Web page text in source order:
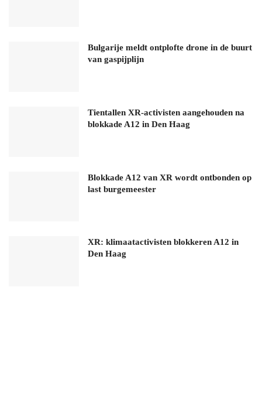
Bulgarije meldt ontplofte drone in de buurt
van gaspijplijn
Tientallen XR-activisten aangehouden na
blokkade A12 in Den Haag
Blokkade A12 van XR wordt ontbonden op
last burgemeester
XR: klimaatactivisten blokkeren A12 in
Den Haag